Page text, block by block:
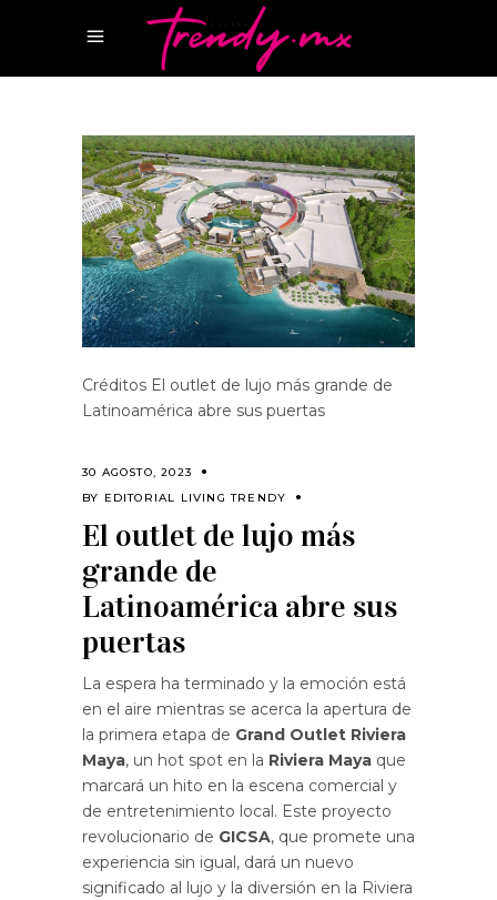
Créditos El outlet de lujo más grande de
Latinoamérica abre sus puertas
30 AGOSTO, 2023
BY EDITORIAL LIVING TRENDY
El outlet de lujo más
grande de
Latinoamérica abre sus
puertas
La espera ha terminado y la emoción está
en el aire mientras se acerca la apertura de
la primera etapa de Grand Outlet Riviera
Maya, un hot spot en la Riviera Maya que
marcará un hito en la escena comercial y
de entretenimiento local. Este proyecto
revolucionario de GICSA, que promete una
experiencia sin igual, dará un nuevo
significado al lujo y la diversión en la Riviera